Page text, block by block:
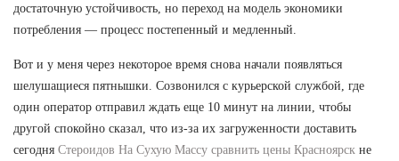
достаточную устойчивость, но переход на модель экономики
потребления — процесс постепенный и медленный.
Вот и у меня через некоторое время снова начали появляться
шелушащиеся пятнышки. Созвонился с курьерской службой, где
один оператор отправил ждать еще 10 минут на линии, чтобы
другой спокойно сказал, что из-за их загруженности доставить
сегодня Стероидов На Сухую Массу сравнить цены Красноярск не